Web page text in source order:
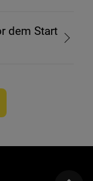
dem Start